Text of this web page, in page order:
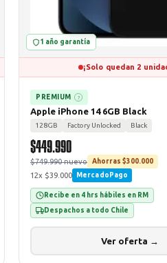
1 año garantía
¡Solo quedan 2
PREMIUM ?
Apple iPhone 14 6GB Black
128GB Factory Unlocked Black
$449.990
$749.990 nuevo Ahorras $300.000
12x $39.000 MercadoPago
Recibe en 4 hrs hábiles en RM
Despachos a todo Chile
Ver oferta →